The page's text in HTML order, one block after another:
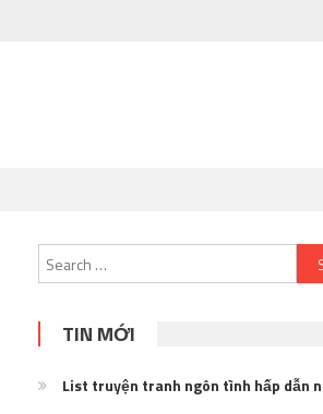
for:
TIN MỚI
List truyện tranh ngôn tình hấp dẫn